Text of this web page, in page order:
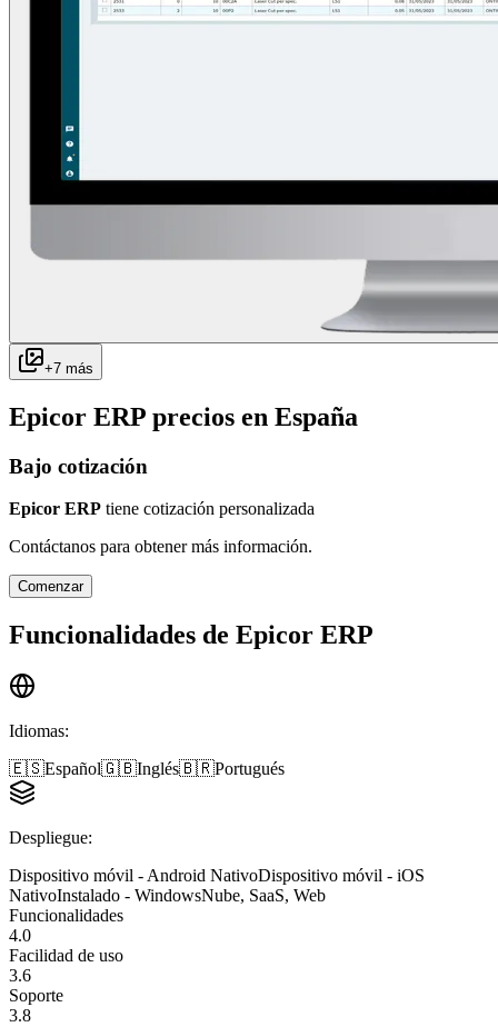
+7 más
Epicor ERP precios en España
Bajo cotización
Epicor ERP tiene cotización personalizada
Contáctanos para obtener más información.
Comenzar
Funcionalidades de Epicor ERP
Idiomas:
🇪🇸Español🇬🇧Inglés🇧🇷Portugués
Despliegue:
Dispositivo móvil - Android NativoDispositivo móvil - iOS
NativoInstalado - WindowsNube, SaaS, Web
Funcionalidades
4.0
Facilidad de uso
3.6
Soporte
3.8